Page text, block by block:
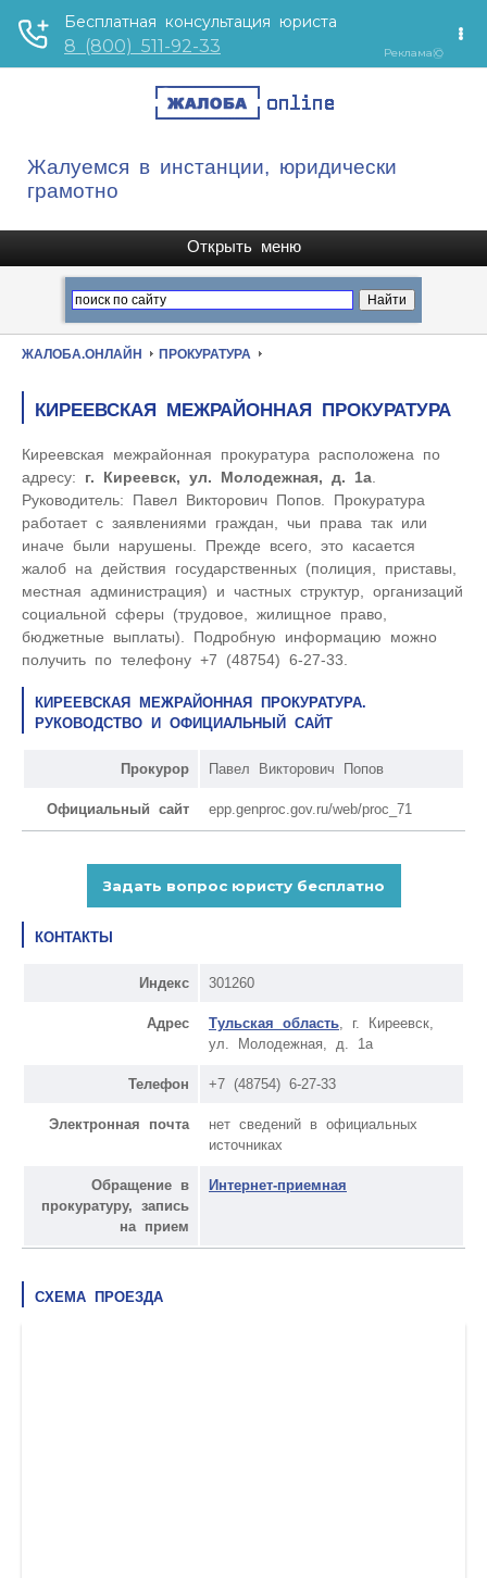
Жалуемся в инстанции, юридически
грамотно
ЖАЛОБА.ОНЛАЙН ПРОКУРАТУРА
КИРЕЕВСКАЯ МЕЖРАЙОННАЯ ПРОКУРАТУРА
Киреевская межрайонная прокуратура расположена по
адресу: г. Киреевск, ул. Молодежная, д. 1а
Руководитель: Павел Викторович Попов. Прокуратура
работает с заявлениями граждан, чьи права так или
иначе были нарушены. Прежде всего, это касается
жалоб на действия государственных (полиция, приставы,
местная администрация) и частных структур, организаций
социальной сферы (трудовое, жилищное право,
бюджетные выплаты). Подробную информацию можно
получить по телефону +7 (48754) 6-27-33.
КИРЕЕВСКАЯ МЕЖРАЙОННАЯ ПРОКУРАТУРА.
РУКОВОДСТВО И ОФИЦИАЛЬНЫЙ САЙТ
Прокурор Павел Викторович Попов
Официальный сайт epp.genproc.gov.ru/web/proc_71
КОНТАКТЫ
Индекс 301260
Адрес Тульская область , г. Киреевск,
ул. Молодежная, д. 1а
Телефон +7 (48754) 6-27-33
Электронная почта
нет сведений в официальных
источниках
Обращение в
прокуратуру, запись
на прием
Интернет-приемная
СХЕМА ПРОЕЗДА